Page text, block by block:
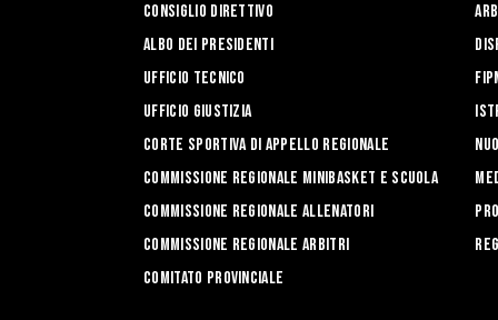
Consiglio Direttivo
Albo dei Presidenti
Ufficio Tecnico
Ufficio Giustizia
Corte Sportiva di Appello Regionale
Commissione Regionale Minibasket e Scuola
Commissione Regionale Allenatori
Commissione Regionale Arbitri
Comitato Provinciale